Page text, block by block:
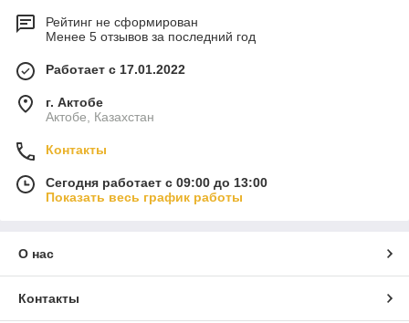
Рейтинг не сформирован
Менее 5 отзывов за последний год
Работает с 17.01.2022
г. Актобе
Актобе, Казахстан
Контакты
Сегодня работает с 09:00 до 13:00
Показать весь график работы
О нас
Контакты